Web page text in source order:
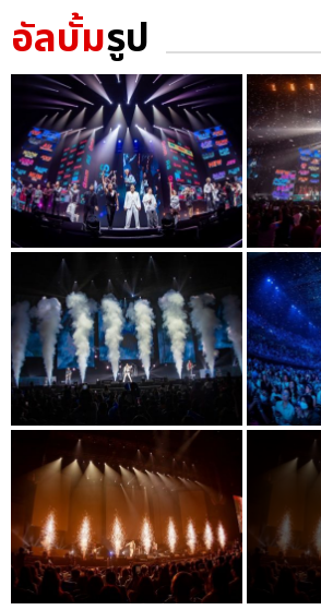
อัลบั้มรูป